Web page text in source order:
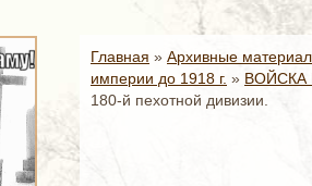
Главная » Архивные
империи до 1918 г. » ВОЙСКА
180-й пехотной дивизии.